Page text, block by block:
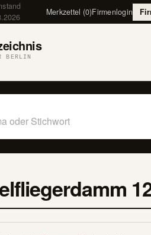
Merkzettel (0)Firmenlogin
BERLIN